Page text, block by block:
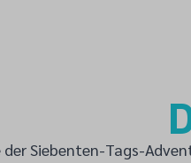
Siebenten-Tags-